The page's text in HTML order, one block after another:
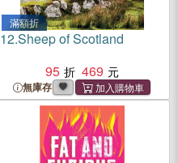
滿額折
12.Sheep of Scotland
95
469
無庫存